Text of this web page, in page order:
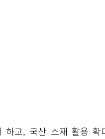
하고, 국산 소재 활용 확